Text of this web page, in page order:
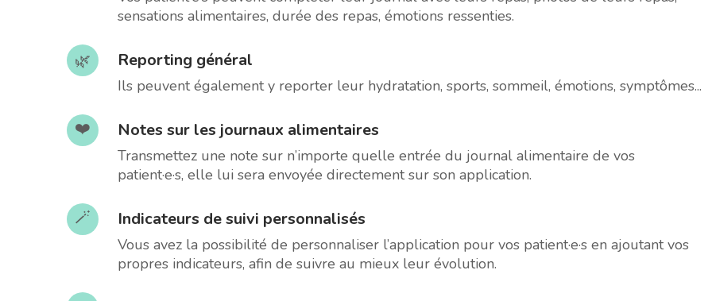
sensations alimentaires, durée des repas, émotions ressenties.
🌿 Reporting général
Ils peuvent également y reporter leur hydratation, sports, sommeil, émotions, symptômes...
❤️ Notes sur les journaux alimentaires
Transmettez une note sur n’importe quelle entrée du journal alimentaire de vos
patient·e·s, elle lui sera envoyée directement sur son application.
🪄 Indicateurs de suivi personnalisés
Vous avez la possibilité de personnaliser l’application pour vos patient·e·s en ajoutant vos
propres indicateurs, afin de suivre au mieux leur évolution.